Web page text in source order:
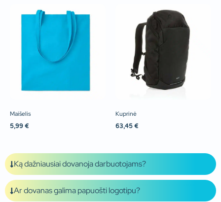
Maišelis
5,99 €
Kuprinė
63,45 €
Ką dažniausiai dovanoja darbuotojams?
Ar dovanas galima papuošti logotipu?